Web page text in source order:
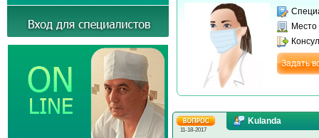
Задать
11-18-2017
Kulanda